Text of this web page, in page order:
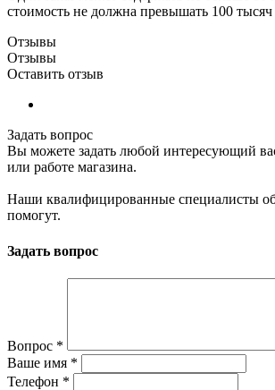
стоимость не должна превышать 100 тысяч
Отзывы
Отзывы
Оставить отзыв
Задать вопрос
Вы можете задать любой интересующий
или работе магазина.
Наши квалифицированные специалисты
помогут.
Задать вопрос
Вопрос *
Ваше имя *
Телефон *